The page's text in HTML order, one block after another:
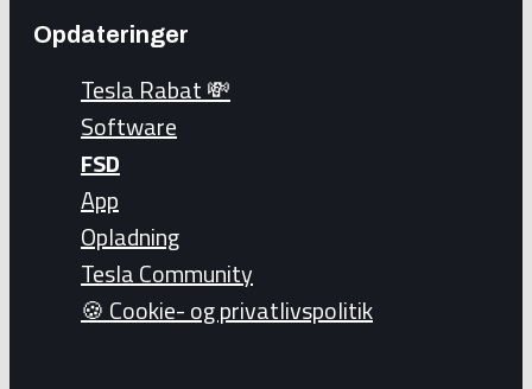
Opdateringer
Tesla Rabat 💸
Software
FSD
App
Opladning
Tesla Community
🍪 Cookie- og privatlivspolitik